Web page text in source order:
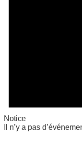
Notice
Il n’y a pas